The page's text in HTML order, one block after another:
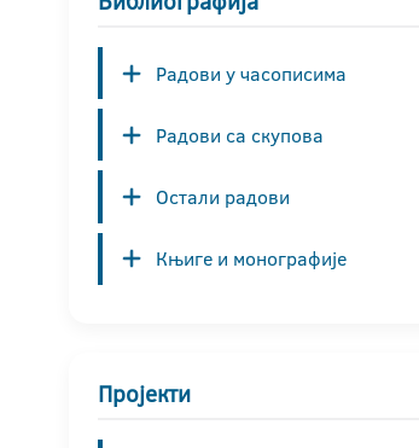
Радови у часописима
Радови са скупова
Остали радови
Књиге и монографије
Пројекти